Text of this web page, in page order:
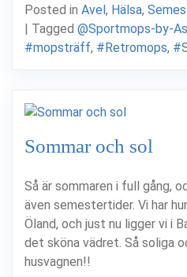
Posted in Avel, Hälsa,
| Tagged @Sportmops-by-
#mopsträff, #Retromops,
Sommar och sol
Så är sommaren i full gång,
även semestertider. Vi har
Öland, och just nu ligger vi i
det sköna vädret. Så soliga
husvagnen!!